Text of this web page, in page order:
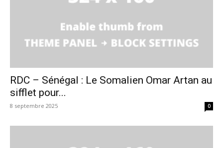
RDC – Sénégal : Le Somalien Omar Artan au
sifflet pour...
8 septembre 2025 0